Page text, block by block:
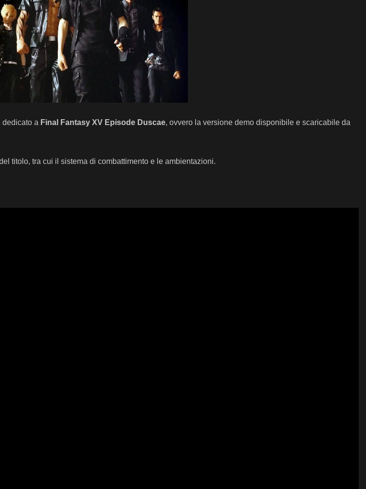
dedicato a Final Fantasy XV Episode Duscae, ovvero la versione demo disponibile e scaricabile da
titolo, tra cui il sistema di combattimento e le ambientazioni.